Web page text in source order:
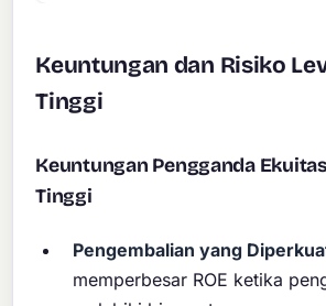
Keuntungan dan Risiko
Tinggi
Keuntungan Pengganda
Tinggi
Pengembalian yang
memperbesar ROE ketika